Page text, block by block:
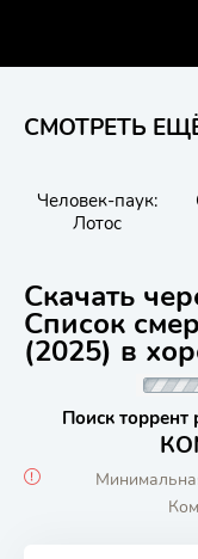
СМОТРЕТЬ
Человек-паук:
Лотос
Скачать
Список
(2025) в
Поиск торрент